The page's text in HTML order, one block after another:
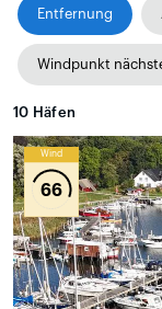
Entfernung
Windpunkt
10 Häfen
Wind
66